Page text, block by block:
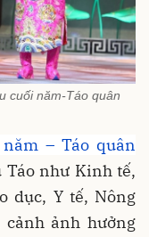
cuối năm-Táo quân
– Táo quân
Táo như Kinh tế,
dục, Y tế, Nông
ảnh hưởng